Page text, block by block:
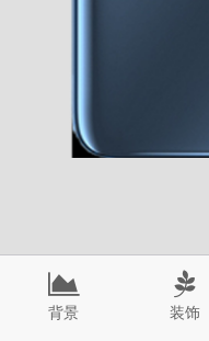
背景 装饰